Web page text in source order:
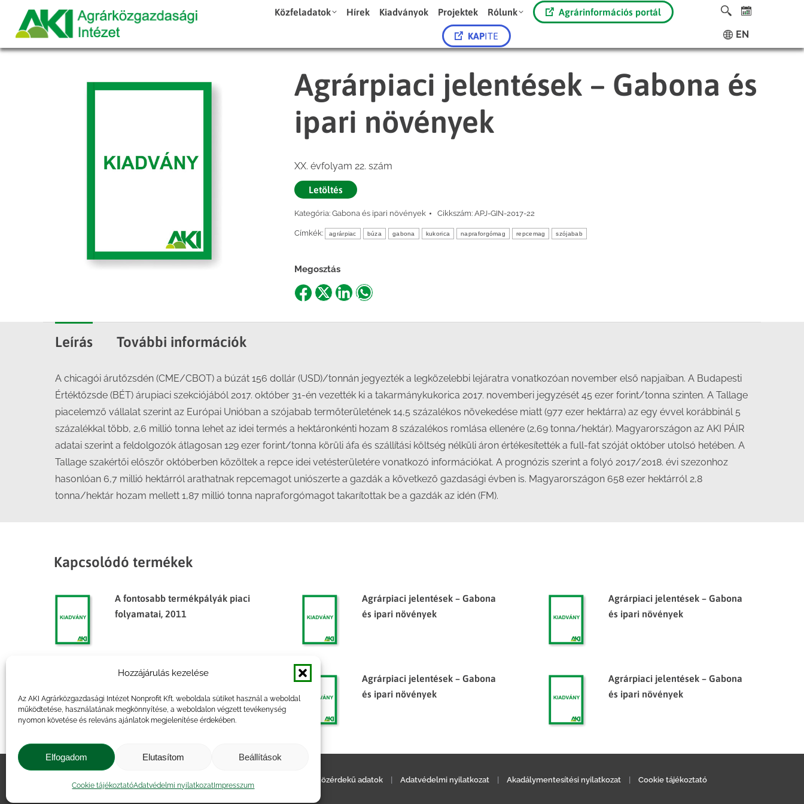
Hozzájárulás kezelése
Az AKI Agrárközgazdasági Intézet Nonprofit Kft. weboldala sütiket használ a weboldal
működtetése, használatának megkönnyítése, a weboldalon végzett tevékenység
nyomon követése és releváns ajánlatok megjelenítése érdekében.
Elfogadom Elutasítom Beállítások
Cookie tájékoztatóAdatvédelmi nyilatkozat Impresszum
Közfeladatok Hírek Kiadványok Projektek Rólunk Agrárinformációs portál
KAPITE EN
Agrárpiaci jelentések – Gabona és
ipari növények
XX. évfolyam 22. szám
Letöltés
Kategória: Gabona és ipari növények Cikkszám: APJ-GIN-2017-22
Címkék: agrárpiac búza gabona kukorica napraforgómag repcemag szójabab
Megosztás
ShareShareShareShare
Leírás További információk
A chicagói árutőzsdén (CME/CBOT) a búzát 156 dollár (USD)/tonnán jegyezték a legközelebbi lejáratra vonatkozóan november első napjaiban. A Budapesti
Értéktőzsde (BÉT) árupiaci szekciójából 2017. október 31-én vezették ki a takarmánykukorica 2017. novemberi jegyzését 45 ezer forint/tonna szinten. A Tallage
piacelemző vállalat szerint az Európai Unióban a szójabab termőterületének 14,5 százalékos növekedése miatt (977 ezer hektárra) az egy évvel korábbinál 5
százalékkal több, 2,6 millió tonna lehet az idei termés a hektáronkénti hozam 8 százalékos romlása ellenére (2,69 tonna/hektár). Magyarországon az AKI PÁIR
adatai szerint a feldolgozók átlagosan 129 ezer forint/tonna körüli áfa és szállítási költség nélküli áron értékesítették a full-fat szóját október utolsó hetében. A
Tallage szakértői először októberben közöltek a repce idei vetésterületére vonatkozó információkat. A prognózis szerint a folyó 2017/2018. évi szezonhoz
hasonlóan 6,7 millió hektárról arathatnak repcemagot uniószerte a gazdák a következő gazdasági évben is. Magyarországon 658 ezer hektárról 2,8
tonna/hektár hozam mellett 1,87 millió tonna napraforgómagot takarítottak be a gazdák az idén (FM).
Kapcsolódó termékek
A fontosabb termékpályák piaci
folyamatai, 2011
Agrárpiaci jelentések – Gabona
és ipari növények
Agrárpiaci jelentések – Gabona
és ipari növények
Agrárpiaci jelentések – Gabona
és ipari növények
Agrárpiaci jelentések – Gabona
és ipari növények
Agrárpiaci jelentések – Gabona
és ipari növények
Impresszum Kapcsolat Közérdekű adatok Adatvédelmi nyilatkozat Akadálymentesítési nyilatkozat Cookie tájékoztató